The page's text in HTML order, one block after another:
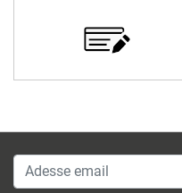
Adesse email